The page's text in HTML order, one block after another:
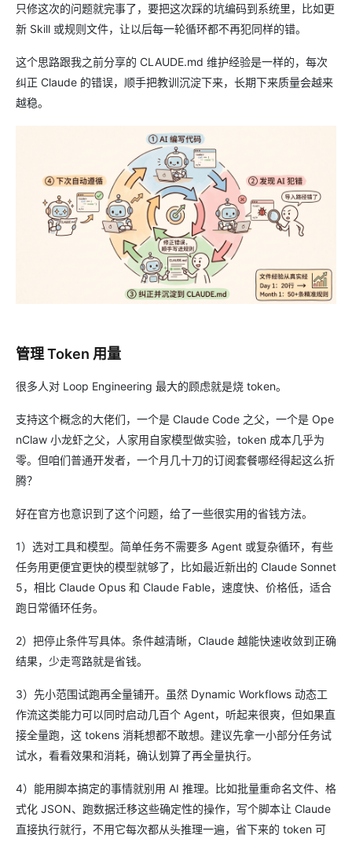
只修这次的问题就完事了，要把这次踩的坑编码到系统里，比如更
新 Skill 或规则文件，让以后每一轮循环都不再犯同样的错。
这个思路跟我之前分享的 CLAUDE.md 维护经验是一样的，每次
纠正 Claude 的错误，顺手把教训沉淀下来，长期下来质量会越来
越稳。
管理 Token 用量
很多人对 Loop Engineering 最大的顾虑就是烧 token。
支持这个概念的大佬们，一个是 Claude Code 之父，一个是 Ope
nClaw 小龙虾之父，人家用自家模型做实验，token 成本几乎为
零。但咱们普通开发者，一个月几十刀的订阅套餐哪经得起这么折
腾？
好在官方也意识到了这个问题，给了一些很实用的省钱方法。
1）选对工具和模型。简单任务不需要多 Agent 或复杂循环，有些
任务用更便宜更快的模型就够了，比如最近新出的 Claude Sonnet
5，相比 Claude Opus 和 Claude Fable，速度快、价格低，适合
跑日常循环任务。
2）把停止条件写具体。条件越清晰，Claude 越能快速收敛到正确
结果，少走弯路就是省钱。
3）先小范围试跑再全量铺开。虽然 Dynamic Workflows 动态工
作流这类能力可以同时启动几百个 Agent，听起来很爽，但如果直
接全量跑，这 tokens 消耗想都不敢想。建议先拿一小部分任务试
试水，看看效果和消耗，确认划算了再全量执行。
4）能用脚本搞定的事情就别用 AI 推理。比如批量重命名文件、格
式化 JSON、跑数据迁移这些确定性的操作，写个脚本让 Claude
直接执行就行，不用它每次都从头推理一遍，省下来的 token 可